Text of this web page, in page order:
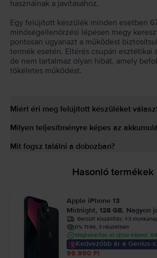
használnak a javításához.
Egy felújított készülék minden esetben
minőségellenőrzési lépésen megy
pontosan ugyanazt a működést
termék esetén. Eltérés csupán esztétikai
de nem tartalmaz olyan hibát, amely
tökéletes működést.
Miért éri meg felújított készüléket
Milyen teljesítményre képes az
Mit fogsz találni a dobozban?
Hasonló termékek
Apple iPhone 13
Midnight, 128 GB, Nagyon
Becsült kiszállítás: 1-3
0% THM, 3 részletben
Megtakarítás az újhoz képest:
Kedvezőbb ár a Genius-
99.990 Ft